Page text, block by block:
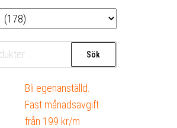
Sök
Bli egenanställd.
Fast månadsavgift
från 199 kr/m